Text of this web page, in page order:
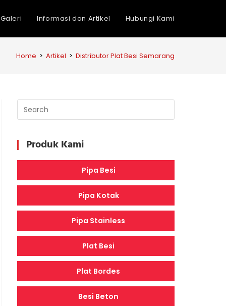
Galeri Informasi dan Artikel Hubungi Kami
Home > Artikel > Distributor Plat Besi Semarang
Produk Kami
Pipa Besi
Pipa Kotak
Pipa Stainless
Plat Besi
Plat Bordes
Besi Beton